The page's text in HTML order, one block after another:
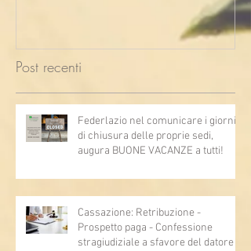
Post recenti
Federlazio nel comunicare i giorni
di chiusura delle proprie sedi,
augura BUONE VACANZE a tutti!
Cassazione: Retribuzione -
Prospetto paga - Confessione
stragiudiziale a sfavore del datore di